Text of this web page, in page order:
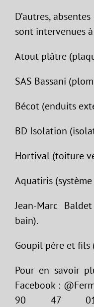
D’autres,
sont intervenues
Atout plâtre
SAS Bassani
Bécot (enduits
BD Isolation
Hortival (toiture
Aquatiris
Jean-Marc
bain).
Goupil père et
Pour en savoir
Facebook :
90 47